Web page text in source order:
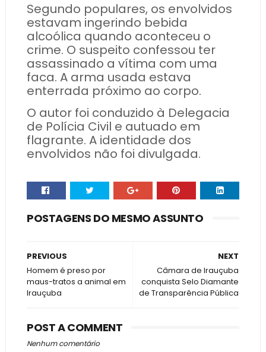
Segundo populares, os envolvidos
estavam ingerindo bebida
alcoólica quando aconteceu o
crime. O suspeito confessou ter
assassinado a vítima com uma
faca. A arma usada estava
enterrada próximo ao corpo.
O autor foi conduzido à Delegacia
de Polícia Civil e autuado em
flagrante. A identidade dos
envolvidos não foi divulgada.
POSTAGENS DO MESMO ASSUNTO
NEXT
Câmara de Irauçuba
conquista Selo Diamante
de Transparência Pública
PREVIOUS
Homem é preso por
maus-tratos a animal em
Irauçuba
POST A COMMENT
Nenhum comentário